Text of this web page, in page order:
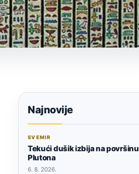
Najnovije
SVEMIR
Tekući dušik izbija na površinu
Plutona
6. 8. 2026.